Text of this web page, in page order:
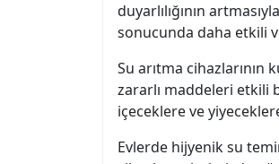
duyarlılığının
sonucunda daha etkili
Su arıtma
zararlı maddeleri etkili
içeceklere ve
Evlerde hijyenik su